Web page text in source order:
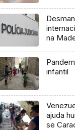
na
infantil
ajuda
se